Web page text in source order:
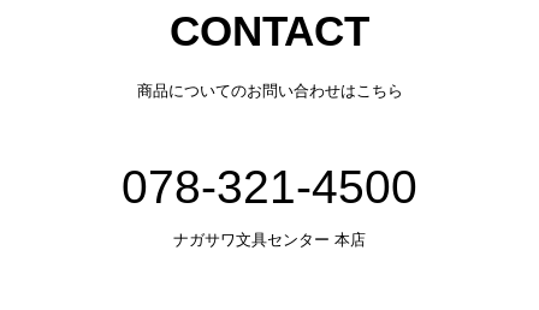
CONTACT
商品についてのお問い合わせはこちら
078-321-4500
ナガサワ文具センター 本店